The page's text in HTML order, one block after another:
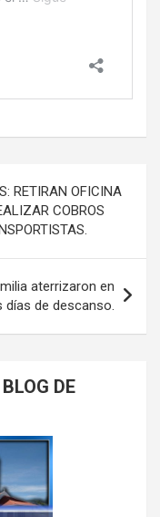
RETIRAN OFICINA
COBROS
aterrizaron en
días de descanso.
DE